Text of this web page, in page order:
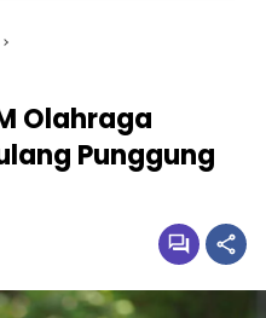
Olahraga
Punggung